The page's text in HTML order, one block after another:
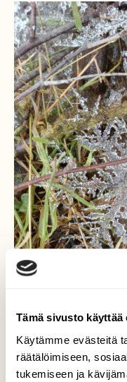
Tämä sivusto käyttää
Käytämme evästeitä
räätälöimiseen,
tukemiseen ja